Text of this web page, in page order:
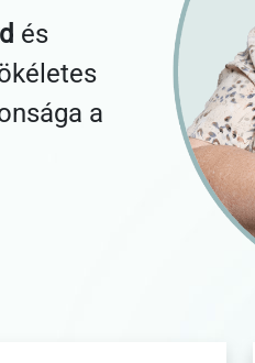
és
a